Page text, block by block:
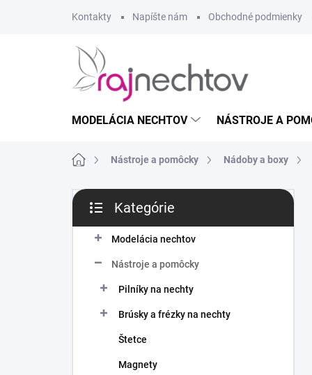
Kontakty Napíšte nám Obchodné podmienky
MODELÁCIA NECHTOV NÁSTROJE A
DomovNástroje a pomôcky Nádoby a boxy
B
č
kategórie
Kategórie
Modelácia nechtov
Nástroje a pomôcky
Pilníky na nechty
Brúsky a frézky na nechty
Štetce
Magnety